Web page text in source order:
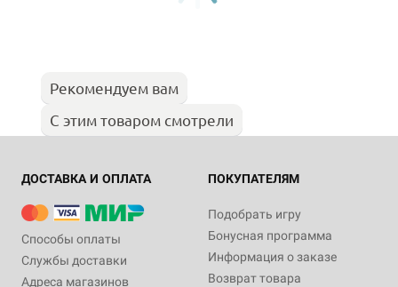
Рекомендуем вам
С этим товаром смотрели
ДОСТАВКА И ОПЛАТА
Способы оплаты
Службы доставки
Адреса магазинов
ПОКУПАТЕЛЯМ
Подобрать игру
Бонусная программа
Информация о заказе
Возврат товара